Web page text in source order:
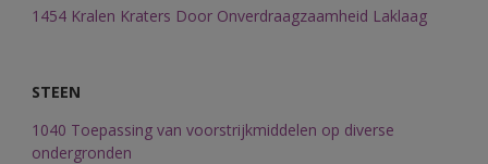
1454 Kralen Kraters Door Onverdraagzaamheid Laklaag
STEEN
1040 Toepassing van voorstrijkmiddelen op diverse
ondergronden